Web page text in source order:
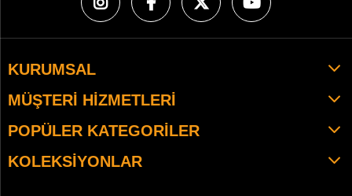
KURUMSAL
MÜŞTERI HIZMETLERI
POPÜLER KATEGORILER
KOLEKSIYONLAR